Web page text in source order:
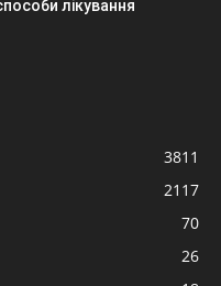
лікування
3811
2117
70
26